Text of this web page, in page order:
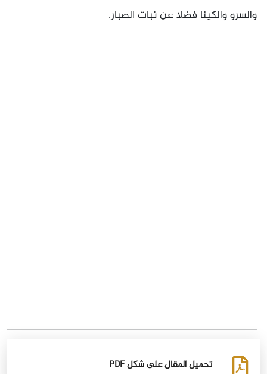
والسرو والكينا فضلا عن نبات الصبار.
تحميل المقال على شكل PDF